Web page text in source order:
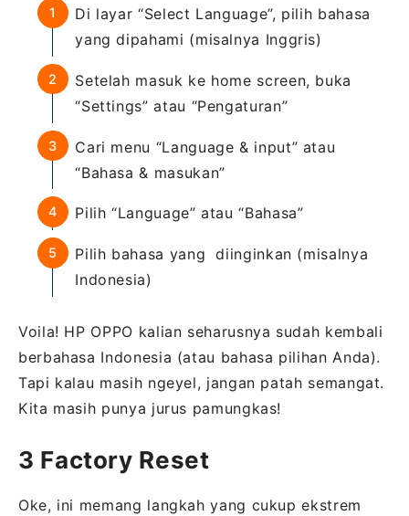
Di layar “Select Language”, pilih bahasa
yang dipahami (misalnya Inggris)
Setelah masuk ke home screen, buka
“Settings” atau “Pengaturan”
Cari menu “Language & input” atau
“Bahasa & masukan”
Pilih “Language” atau “Bahasa”
Pilih bahasa yang diinginkan (misalnya
Indonesia)
Voila! HP OPPO kalian seharusnya sudah kembali
berbahasa Indonesia (atau bahasa pilihan Anda).
Tapi kalau masih ngeyel, jangan patah semangat.
Kita masih punya jurus pamungkas!
3 Factory Reset
Oke, ini memang langkah yang cukup ekstrem